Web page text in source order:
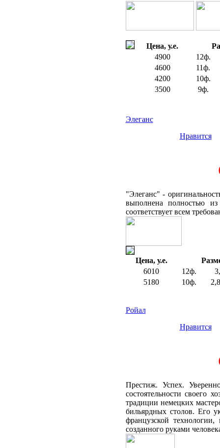
Цена, у.е.
4900
12ф.
4600
11ф.
4200
10ф.
3500
9ф.
Элеганс
Нравится
"Элеганс" -
выполнена полностью
соответствует всем
Цена, у.е.
6010
12ф.
5180
10ф.
Ройал
Нравится
Престиж. Успех.
состоятельности своего
традиции немецких
бильярдных столов. Его
французской
созданного руками